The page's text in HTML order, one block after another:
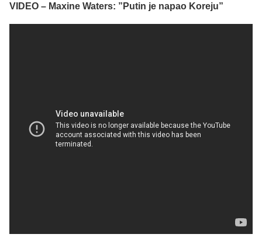
VIDEO – Maxine Waters: ”Putin je napao Koreju”